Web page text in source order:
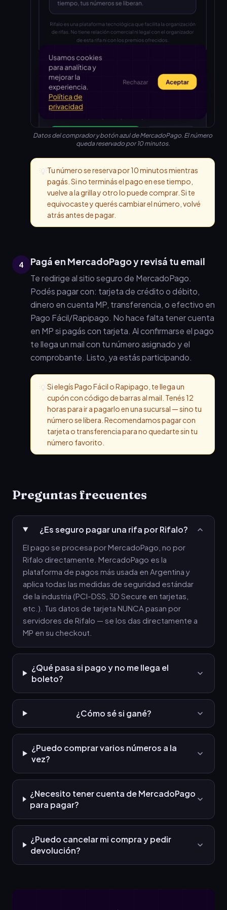
Datos del comprador y botón azul de MercadoPago. El número
queda reservado por 10 minutos.
💡Tu número se reserva por 10 minutos mientras
pagás. Si no terminás el pago en ese tiempo,
vuelve a la grilla y otro lo puede comprar. Si te
equivocaste y querés cambiar el número, volvé
atrás antes de pagar.
4 Pagá en MercadoPago y revisá tu email
Te redirige al sitio seguro de MercadoPago.
Podés pagar con: tarjeta de crédito o débito,
dinero en cuenta MP, transferencia, o efectivo en
Pago Fácil/Rapipago. No hace falta tener cuenta
en MP si pagás con tarjeta. Al confirmarse el pago
te llega un mail con tu número asignado y el
comprobante. Listo, ya estás participando.
💡Si elegís Pago Fácil o Rapipago, te llega un
cupón con código de barras al mail. Tenés 12
horas para ir a pagarlo en una sucursal — sino tu
número se libera. Recomendamos pagar con
tarjeta o transferencia para no quedarte sin tu
número favorito.
Preguntas frecuentes
¿Es seguro pagar una rifa por Rifalo?
El pago se procesa por MercadoPago, no por
Rifalo directamente. MercadoPago es la
plataforma de pagos más usada en Argentina y
aplica todas las medidas de seguridad estándar
de la industria (PCI-DSS, 3D Secure en tarjetas,
etc.). Tus datos de tarjeta NUNCA pasan por
servidores de Rifalo — se los das directamente a
MP en su checkout.
¿Qué pasa si pago y no me llega el
boleto?
¿Cómo sé si gané?
¿Puedo comprar varios números a la
vez?
¿Necesito tener cuenta de MercadoPago
para pagar?
¿Puedo cancelar mi compra y pedir
devolución?